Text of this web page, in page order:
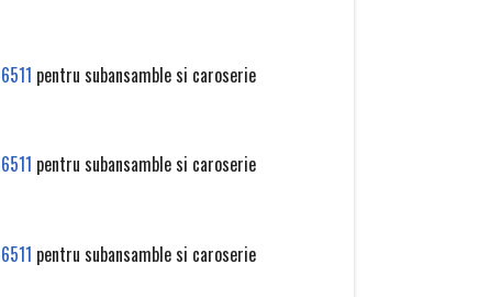
pentru subansamble si caroserie
pentru subansamble si caroserie
pentru subansamble si caroserie